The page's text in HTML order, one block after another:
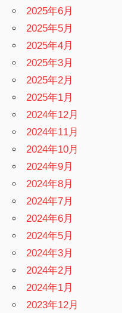
2025年6月
2025年5月
2025年4月
2025年3月
2025年2月
2025年1月
2024年12月
2024年11月
2024年10月
2024年9月
2024年8月
2024年7月
2024年6月
2024年5月
2024年3月
2024年2月
2024年1月
2023年12月